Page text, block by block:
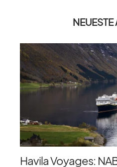
NEUESTE
Havila Voyages: